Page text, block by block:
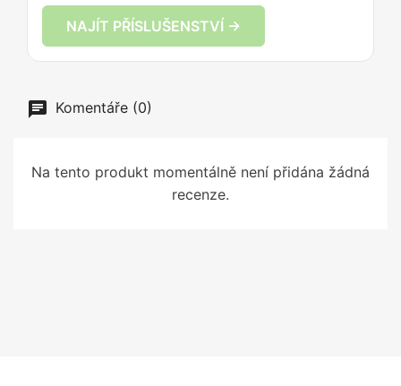
NAJÍT PŘÍSLUŠENSTVÍ →
Komentáře (0)
Na tento produkt momentálně není přidána žádná
recenze.